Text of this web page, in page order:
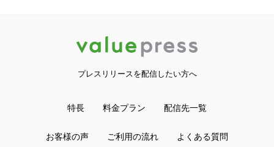
プレスリリースを配信したい方へ
特長 料金プラン 配信先一覧
お客様の声 ご利用の流れ よくある質問